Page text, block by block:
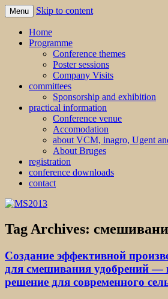
MS2013
Menu Skip to content
Home
Programme
Conference themes
Poster sessions
Company Visits
committees
Sponsorship and exhibition
practical information
Conference venue
Accomodation
about VCM, inagro, Ugent
About Bruges
registration
conference downloads
contact
Tag Archives:
Создание эффективной
для смешивания удобрений —
решение для современного